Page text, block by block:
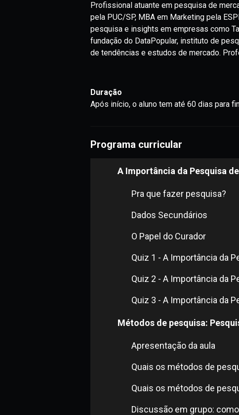
Profissional atuante em pesquisa de
pela PUC/SP, MBA em Marketing pela
pesquisa e insights em empresas como
fundação do DataPopular, instituto de
de tendências e estudos de mercado.
Duração
Após início, o aluno tem até 60 dias para
Programa curricular
A Importância da Pesquisa
Pra que fazer pesquisa?
Dados Secundários
O Papel do Curador
Quiz 1 - A Importância da
Quiz 2 - A Importância da
Quiz 3 - A Importância da
Métodos de pesquisa:
Apresentação da aula
Quais os métodos de
Quais os métodos de
Discussão em grupo: